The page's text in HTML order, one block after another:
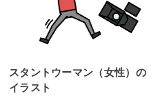
スタントウーマン（女性）の
イラスト